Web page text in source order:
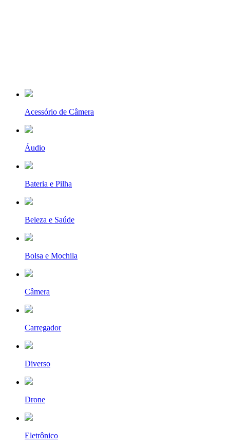
Acessório de Câmera
Áudio
Bateria e Pilha
Beleza e Saúde
Bolsa e Mochila
Câmera
Carregador
Diverso
Drone
Eletrônico